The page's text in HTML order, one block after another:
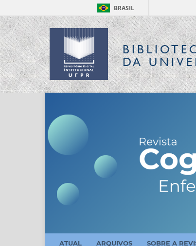
BRASIL
DA
ATUAL ARQUIVOS SOBRE A